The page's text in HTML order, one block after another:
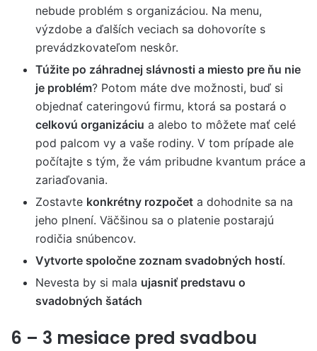
nebude problém s organizáciou. Na menu,
výzdobe a ďalších veciach sa dohovoríte s
prevádzkovateľom neskôr.
Túžite po záhradnej slávnosti a miesto pre ňu nie
je problém? Potom máte dve možnosti, buď si
objednať cateringovú firmu, ktorá sa postará o
celkovú organizáciu a alebo to môžete mať celé
pod palcom vy a vaše rodiny. V tom prípade ale
počítajte s tým, že vám pribudne kvantum práce a
zariaďovania.
Zostavte konkrétny rozpočet a dohodnite sa na
jeho plnení. Väčšinou sa o platenie postarajú
rodičia snúbencov.
Vytvorte spoločne zoznam svadobných hostí.
Nevesta by si mala ujasniť predstavu o
svadobných šatách
6 – 3 mesiace pred svadbou